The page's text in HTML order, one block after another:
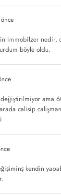
önce
immobilzer nedir,
böyle oldu.
ama
calisip
kendin